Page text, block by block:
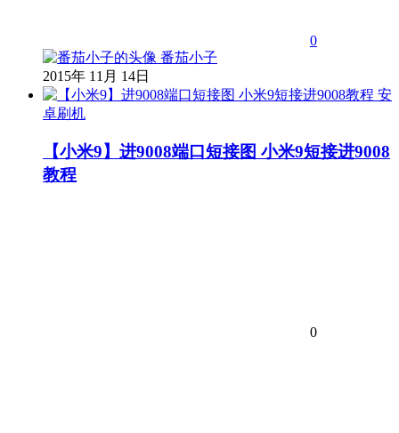
0
番茄小子
2015年 11月 14日
安
卓刷机
【小米9】进9008端口短接图 小米9短接进9008
教程
0